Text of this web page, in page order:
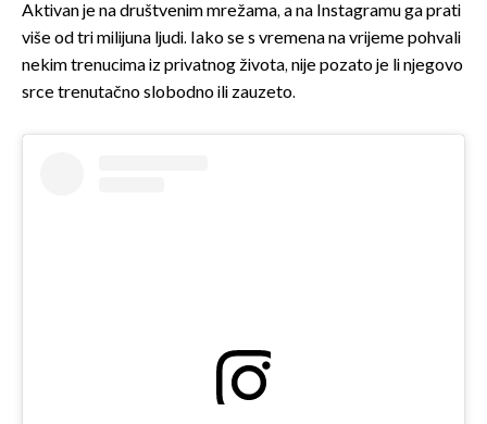
Aktivan je na društvenim mrežama, a na Instagramu ga prati
više od tri milijuna ljudi. Iako se s vremena na vrijeme pohvali
nekim trenucima iz privatnog života, nije pozato je li njegovo
srce trenutačno slobodno ili zauzeto.